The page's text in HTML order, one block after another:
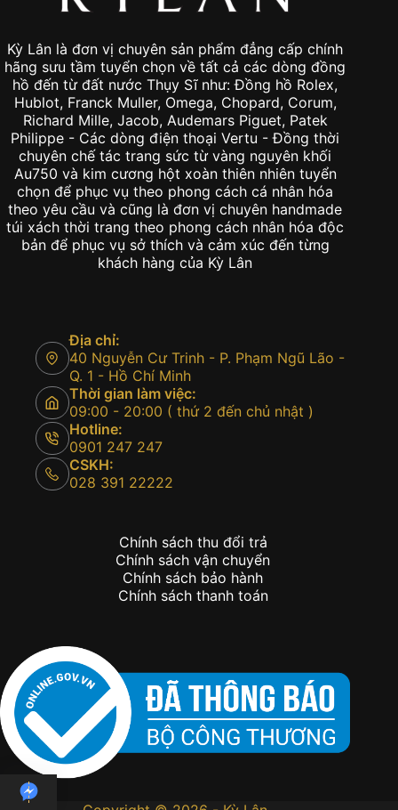
Kỳ Lân là đơn vị chuyên sản phẩm đẳng cấp chính
hãng sưu tầm tuyển chọn về tất cả các dòng đồng
hồ đến từ đất nước Thụy Sĩ như: Đồng hồ Rolex,
Hublot, Franck Muller, Omega, Chopard, Corum,
Richard Mille, Jacob, Audemars Piguet, Patek
Philippe - Các dòng điện thoại Vertu - Đồng thời
chuyên chế tác trang sức từ vàng nguyên khối
Au750 và kim cương hột xoàn thiên nhiên tuyển
chọn để phục vụ theo phong cách cá nhân hóa
theo yêu cầu và cũng là đơn vị chuyên handmade
túi xách thời trang theo phong cách nhân hóa độc
bản để phục vụ sở thích và cảm xúc đến từng
khách hàng của Kỳ Lân
Địa chỉ:
40 Nguyễn Cư Trinh - P. Phạm Ngũ Lão -
Q. 1 - Hồ Chí Minh
Thời gian làm việc:
09:00 - 20:00 ( thứ 2 đến chủ nhật )
Hotline:
0901 247 247
CSKH:
028 391 22222
Chính sách thu đổi trả
Chính sách vận chuyển
Chính sách bảo hành
Chính sách thanh toán